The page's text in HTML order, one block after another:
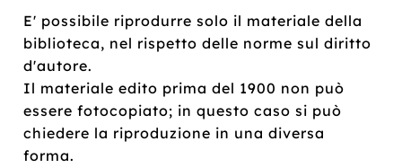
E' possibile riprodurre solo il materiale della
biblioteca, nel rispetto delle norme sul diritto
d'autore.
Il materiale edito prima del 1900 non può
essere fotocopiato; in questo caso si può
chiedere la riproduzione in una diversa
forma.